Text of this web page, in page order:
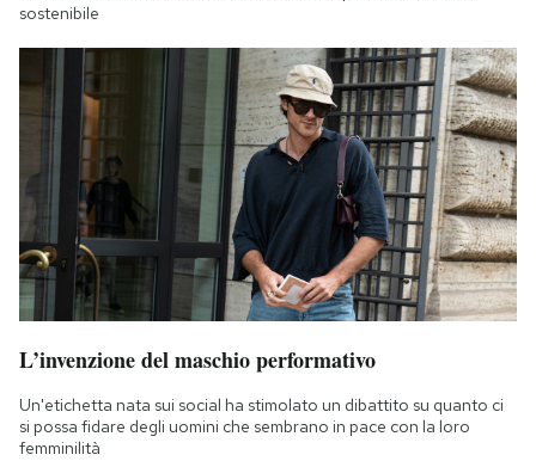
sostenibile
L’invenzione del maschio performativo
Un'etichetta nata sui social ha stimolato un dibattito su quanto ci
si possa fidare degli uomini che sembrano in pace con la loro
femminilità